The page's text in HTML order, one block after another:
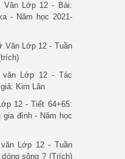
Văn Lớp 12 - Bài:
- Năm học 2021-
Văn Lớp 12 - Tuần
văn Lớp 12 - Tác
Kim Lân
12 - Tiết 64+65:
gia đình - Năm học
Lớp 12 - Tuần
sông ? (Trích)